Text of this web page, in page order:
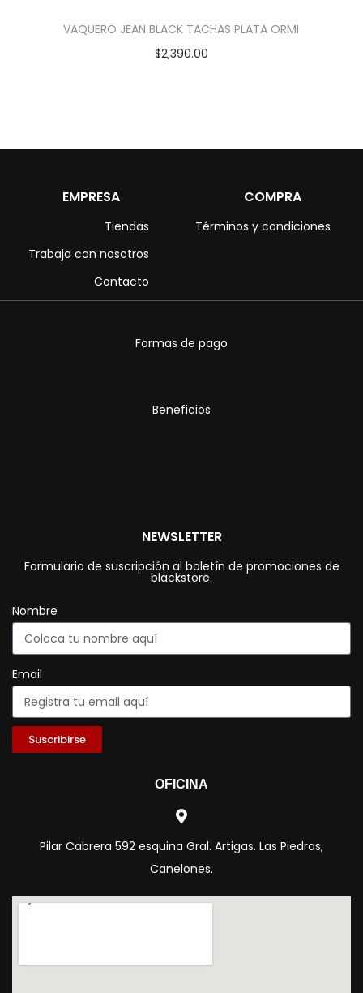
VAQUERO JEAN BLACK TACHAS PLATA ORMI
$2,390.00
EMPRESA
Tiendas
Trabaja con nosotros
Contacto
COMPRA
Términos y condiciones
Formas de pago
Beneficios
NEWSLETTER
Formulario de suscripción al boletín de promociones de
blackstore.
Nombre
Email
Suscribirse
OFICINA
Pilar Cabrera 592 esquina Gral. Artigas. Las Piedras,
Canelones.